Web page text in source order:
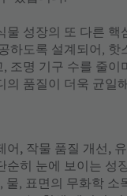
물 성장의 또 다른
하도록 설계되어,
조명 기구 수를 줄
의 품질이 더욱 균일
어, 작물 품질 개선,
순히 눈에 보이는 성
물, 표면의 무화학